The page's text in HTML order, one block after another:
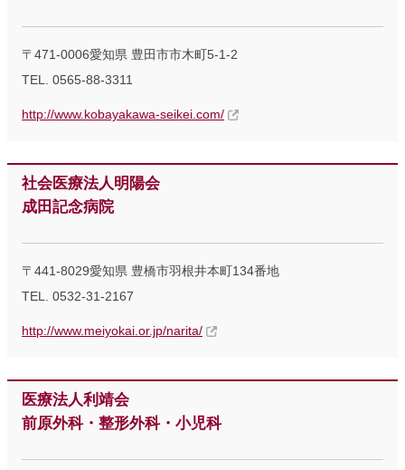
〒471-0006愛知県 豊田市市木町5-1-2
TEL. 0565-88-3311
http://www.kobayakawa-seikei.com/
社会医療法人明陽会
成田記念病院
〒441-8029愛知県 豊橋市羽根井本町134番地
TEL. 0532-31-2167
http://www.meiyokai.or.jp/narita/
医療法人利靖会
前原外科・整形外科・小児科